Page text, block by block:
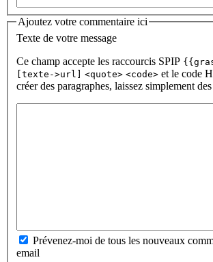
Ajoutez votre commentaire ici
Texte de votre message
Ce champ accepte les raccourcis SPIP
[texte->url] <quote> <code> et le code
créer des paragraphes, laissez simplement
Prévenez-moi de tous les nouveaux
email